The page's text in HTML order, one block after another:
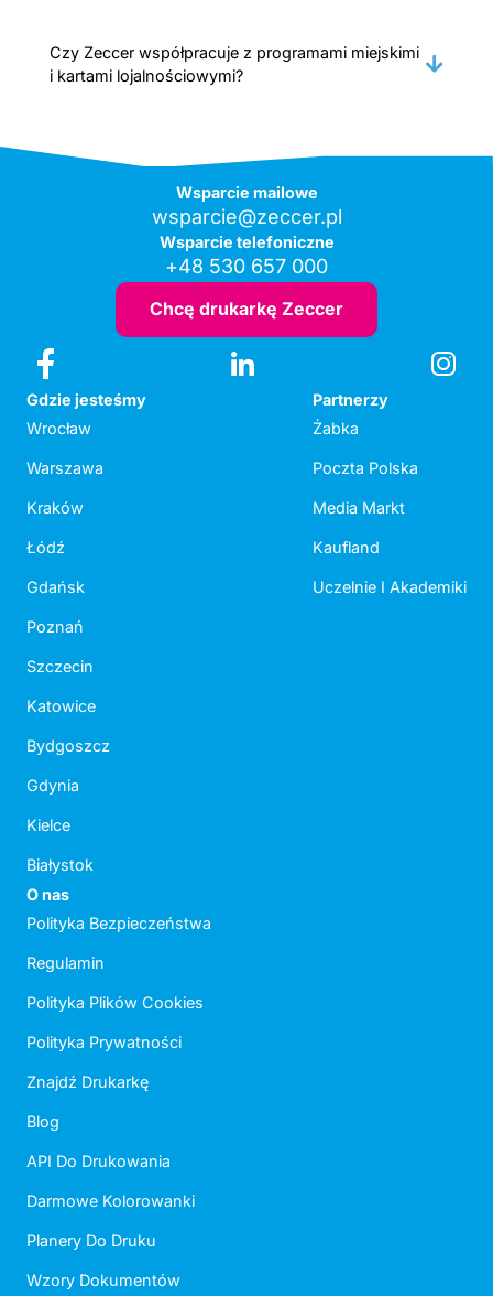
Czy Zeccer współpracuje z programami miejskimi
i kartami lojalnościowymi?
Wsparcie mailowe
wsparcie@zeccer.pl
Wsparcie telefoniczne
+48 530 657 000
Chcę drukarkę Zeccer
Gdzie jesteśmy
Wrocław
Warszawa
Kraków
Łódź
Gdańsk
Poznań
Szczecin
Katowice
Bydgoszcz
Gdynia
Kielce
Białystok
Partnerzy
Żabka
Poczta Polska
Media Markt
Kaufland
Uczelnie I Akademiki
O nas
Polityka Bezpieczeństwa
Regulamin
Polityka Plików Cookies
Polityka Prywatności
Znajdź Drukarkę
Blog
API Do Drukowania
Darmowe Kolorowanki
Planery Do Druku
Wzory Dokumentów